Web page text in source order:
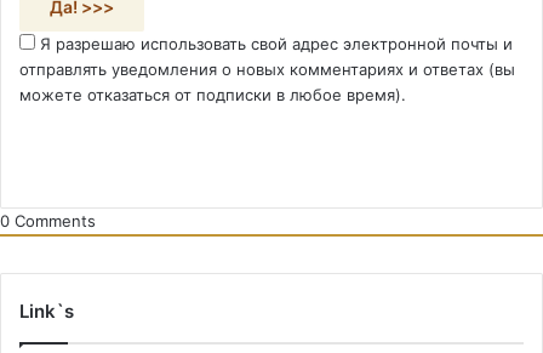
Я разрешаю использовать свой адрес электронной почты и
отправлять уведомления о новых комментариях и ответах (вы
можете отказаться от подписки в любое время).
0 Comments
Link`s